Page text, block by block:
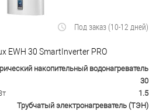
Под заказ (10-12 дней)
EWH 30 SmartInverter PRO
накопительный водонагреватель
30
1.5
Трубчатый электронагреватель (ТЭН)